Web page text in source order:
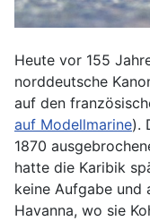
Heute vor 155
norddeutsche
auf den
auf Modellmarine).
1870
hatte die Karibik
keine Aufgabe und
Havanna, wo sie